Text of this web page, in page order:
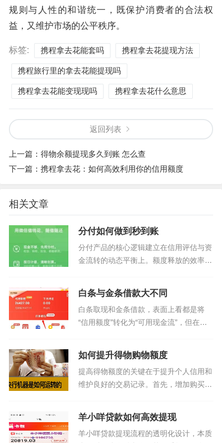
规则与人性的和谐统一，既保护消费者的合法权
益，又维护市场的公平秩序。
标签: 携程拿去花能套吗 携程拿去花提现方法
携程旅行里的拿去花能提现吗
携程拿去花能变现现吗 携程拿去花什么意思
返回列表
上一篇： 得物余额提现多久到账 怎么查
下一篇： 携程拿去花：如何高效利用你的信用额度
相关文章
分付如何做到秒到账
分付产品的核心逻辑建立在信用评估与资
金流转的动态平衡上。额度释放的效率往
像，而单笔大额消费可能被判定为风险信
号。值得注意的是，系...
白条与金条借款大不同
白条取现和金条借款，表面上看都是将
“信用额度”转化为“可用现金流”，但在其
电商平台背书下的循环信贷产品，它激活
的是用户信用账户的...
如何提升得物购物额度
提高得物额度的关键在于提升个人信用和
维护良好的交易记录。首先，增加购买次
会根据用户的活跃度、信誉等综合因素动
态调整其信用等级。...
羊小咩贷款如何高效提现
羊小咩贷款提现流程的透明化设计，本质